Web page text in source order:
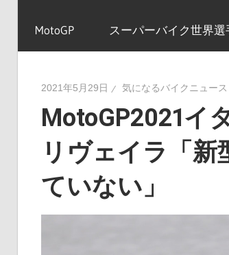
MotoGP スーパーバイク世界選
2021年5月29日 気になるバイクニュース
MotoGP2021イ
リヴェイラ「
ていない」